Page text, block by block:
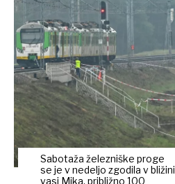
Sabotaža železniške proge
se je v nedeljo zgodila v bližini
vasi Mika, približno 100